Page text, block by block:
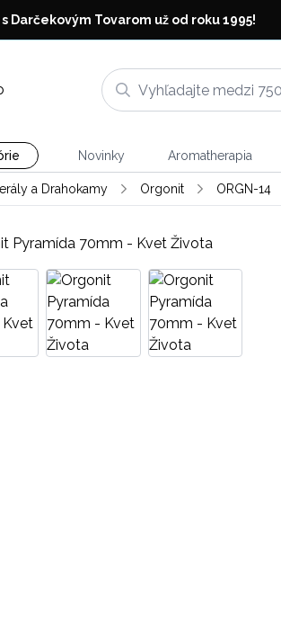
Darčekovým Tovarom už od roku 1995!
Novinky Aromatherapia
a Drahokamy Orgonit ORGN-14